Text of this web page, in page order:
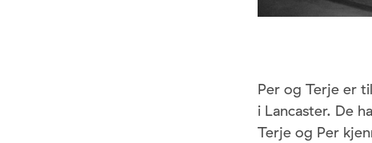
Per og Terje er
i Lancaster. De
Terje og Per